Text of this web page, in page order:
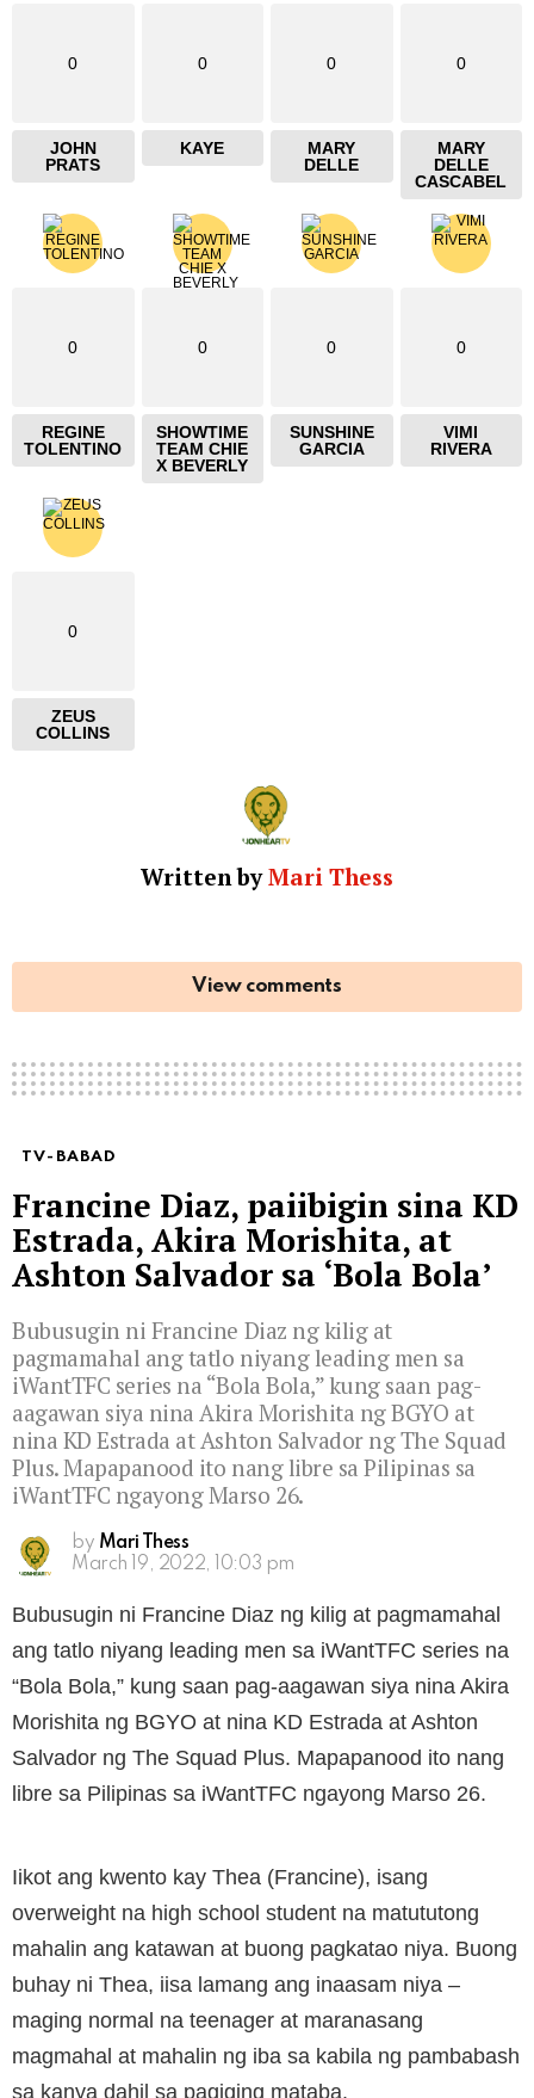
0
JOHN
PRATS
0
KAYE
0
MARY
DELLE
0
MARY
DELLE
CASCABEL
0
REGINE
TOLENTINO
0
SHOWTIME
TEAM CHIE
X BEVERLY
0
SUNSHINE
GARCIA
0
VIMI
RIVERA
0
ZEUS
COLLINS
Written byMari Thess
View comments
TV-BABAD
Francine Diaz, paiibigin sina KD
Estrada, Akira Morishita, at
Ashton Salvador sa ‘Bola Bola’
Bubusugin ni Francine Diaz ng kilig at
pagmamahal ang tatlo niyang leading men sa
iWantTFC series na “Bola Bola,” kung saan pag-
aagawan siya nina Akira Morishita ng BGYO at
nina KD Estrada at Ashton Salvador ng The Squad
Plus. Mapapanood ito nang libre sa Pilipinas sa
iWantTFC ngayong Marso 26.
by Mari Thess
March 19, 2022, 10:03 pm
Bubusugin ni Francine Diaz ng kilig at pagmamahal
ang tatlo niyang leading men sa iWantTFC series na
“Bola Bola,” kung saan pag-aagawan siya nina Akira
Morishita ng BGYO at nina KD Estrada at Ashton
Salvador ng The Squad Plus. Mapapanood ito nang
libre sa Pilipinas sa iWantTFC ngayong Marso 26.
Iikot ang kwento kay Thea (Francine), isang
overweight na high school student na matututong
mahalin ang katawan at buong pagkatao niya. Buong
buhay ni Thea, iisa lamang ang inaasam niya –
maging normal na teenager at maranasang
magmahal at mahalin ng iba sa kabila ng pambabash
sa kanya dahil sa pagiging mataba.